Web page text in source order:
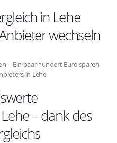
in Lehe
wechseln
– Ein paar hundert Euro sparen
in Lehe
– dank des